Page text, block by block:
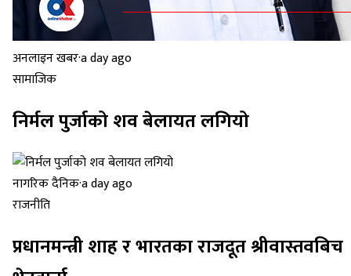
अनलाइन खबर·a day ago
सामाजिक
निर्मल पुर्जाको शव बेलायत लगियो
नागरिक दैनिक·a day ago
राजनीति
प्रधानमन्त्री शाह र भारतका राजदूत श्रीवास्तवबिच